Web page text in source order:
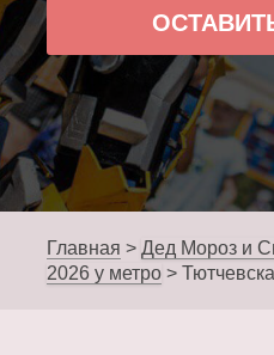
Главная > Дед Мороз и
2026 у метро >